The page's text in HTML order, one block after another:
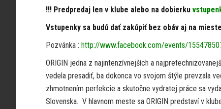
!!! Predpredaj len v klube alebo na dobierku
Vstupenky sa budú dať zakúpiť bez obáv aj na
Pozvánka : http://www.facebook.com/events/
ORIGIN jedna z najintenzívnejších a
vedela presadiť, ba dokonca vo svojom štýle prevzala
zhmotnením perfekcie a skutočne vydratej práce sa
Slovenska. V hlavnom meste sa ORIGIN predstaví v